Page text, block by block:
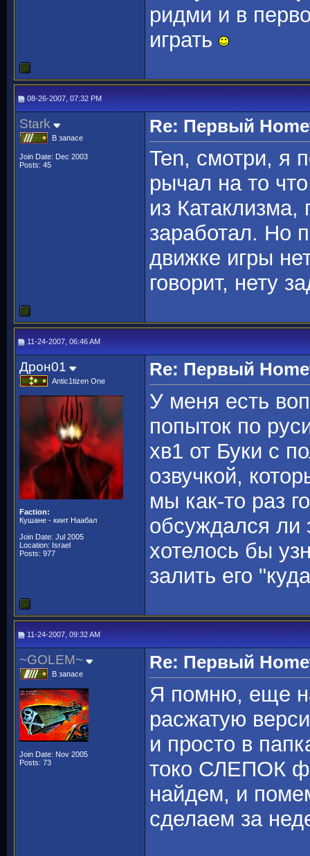
ридми и в
играть
08-26-2007, 07:32 PM
Stark
В запасе
Join Date: Dec 2003
Posts: 45
Re: Первый
Ten, смотри, я
рычал на то
из
заработал. Но
движке игры
говорит, нету
11-24-2007, 06:46 AM
Дрон01
Antic1tizen One
Faction:
Кушане - киит Наабал
Join Date: Jul 2005
Location: Israel
Posts: 977
Re: Первый
У меня есть
попыток по
хв1 от Буки с
озвучкой,
мы как-то раз
обсуждался ли
хотелось бы
залить его
11-24-2007, 09:32 AM
~GOLEM~
В запасе
Join Date: Nov 2005
Posts: 73
Re: Первый
Я помню, еще
расжатую
и просто в
токо СЛЕПОК
найдем, и
сделаем за